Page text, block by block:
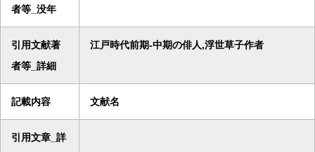
者等_没年
引用文献著
者等_詳細
江戸時代前期-中期の俳人,浮世草子作者
記載内容 文献名
引用文章_詳